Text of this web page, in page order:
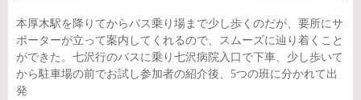
本厚木駅を降りてからバス乗り場まで少し歩くのだが、要所にサ
ポーターが立って案内してくれるので、スムーズに辿り着くこと
ができた。七沢行のバスに乗り七沢病院入口で下車、少し歩いて
から駐車場の前でお試し参加者の紹介後、5つの班に分かれて出
発